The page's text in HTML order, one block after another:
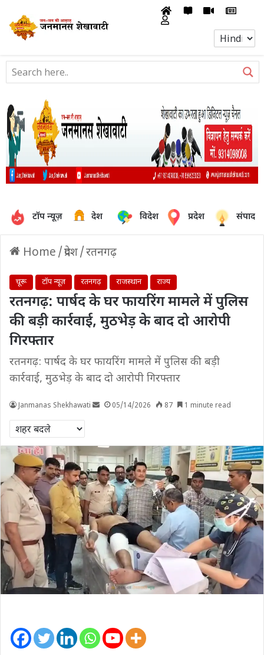
टॉप न्यूज़ देश विदेश प्रदेश
Home /प्रदेश/रतनगढ़
चूरू टॉप न्यूज़ रतनगढ़ राजस्थान राज्य
रतनगढ़: पार्षद के घर फायरिंग मामले में पुलिस
की बड़ी कार्रवाई, मुठभेड़ के बाद दो आरोपी
गिरफ्तार
रतनगढ़: पार्षद के घर फायरिंग मामले में पुलिस की बड़ी
कार्रवाई, मुठभेड़ के बाद दो आरोपी गिरफ्तार
Janmanas Shekhawati 05/14/2026 87 1 minute read